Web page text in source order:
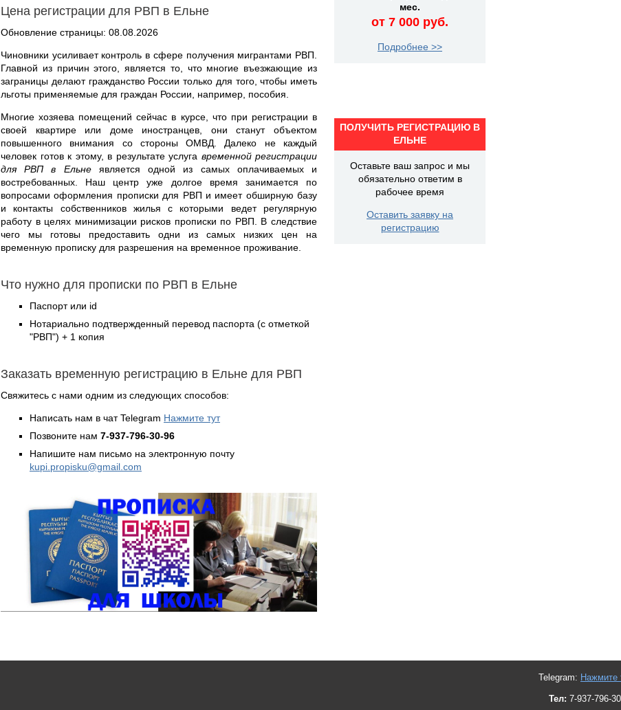
Цена регистрации для РВП в Ельне
Обновление страницы: 08.08.2026
Чиновники усиливает контроль в сфере получения мигрантами РВП.
Главной из причин этого, является то, что многие въезжающие из
заграницы делают гражданство России только для того, чтобы иметь
льготы применяемые для граждан России, например, пособия.
Многие хозяева помещений сейчас в курсе, что при регистрации в
своей квартире или доме иностранцев, они станут объектом
повышенного внимания со стороны ОМВД. Далеко не каждый
человек готов к этому, в результате услуга временной регистрации
для РВП в Ельнеявляется одной из самых оплачиваемых и
востребованных. Наш центр уже долгое время занимается по
вопросами оформления прописки для РВП и имеет обширную базу
и контакты собственников жилья с которыми ведет регулярную
работу в целях минимизации рисков прописки по РВП. В следствие
чего мы готовы предоставить одни из самых низких цен на
временную прописку для разрешения на временное проживание.
Что нужно для прописки по РВП в Ельне
Паспорт или id
Нотариально подтвержденный перевод паспорта (с отметкой
"РВП") + 1 копия
Заказать временную регистрацию в Ельне для РВП
Свяжитесь с нами одним из следующих способов:
Написать нам в чат Telegram Нажмите тут
Позвоните нам 7-937-796-30-96
Напишите нам письмо на электронную почту
kupi.propisku@gmail.com
мес.
от 7 000 руб.
Подробнее >>
ПОЛУЧИТЬ РЕГИСТРАЦИЮ В
ЕЛЬНЕ
Оставьте ваш запрос и мы
обязательно ответим в
рабочее время
Оставить заявку на
регистрацию
Telegram: Нажмите
Тел: 7-937-796-